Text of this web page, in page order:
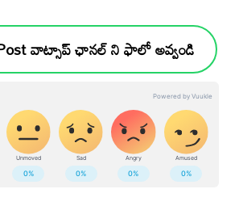
వాట్సాప్ ఛానల్ ని ఫాలో అవ్వండి